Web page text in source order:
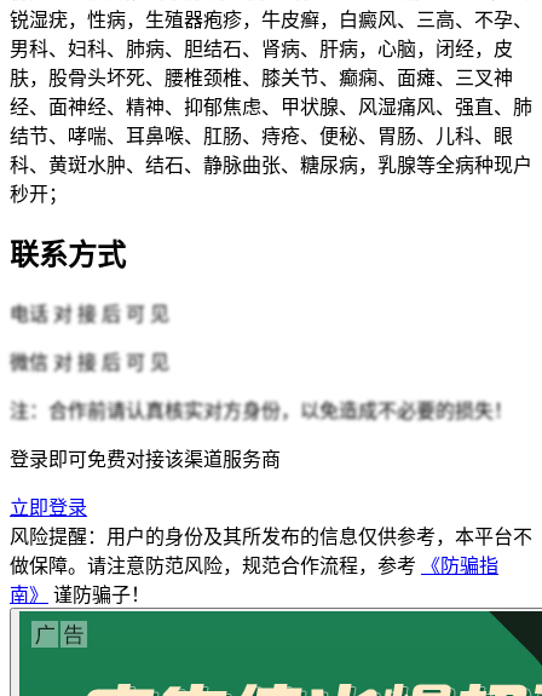
锐湿疣，性病，生殖器疱疹，牛皮癣，白癜风、三高、不孕、
男科、妇科、肺病、胆结石、肾病、肝病，心脑，闭经，皮
肤，股骨头坏死、腰椎颈椎、膝关节、癫痫、面瘫、三叉神
经、面神经、精神、抑郁焦虑、甲状腺、风湿痛风、强直、肺
结节、哮喘、耳鼻喉、肛肠、痔疮、便秘、胃肠、儿科、眼
科、黄斑水肿、结石、静脉曲张、糖尿病，乳腺等全病种现户
秒开；
联系方式
电话 对 接 后 可 见
微信 对 接 后 可 见
注：合作前请认真核实对方身份，以免造成不必要的损失！
登录即可免费对接该渠道服务商
立即登录
风险提醒：用户的身份及其所发布的信息仅供参考，本平台不
做保障。请注意防范风险，规范合作流程，参考
《防骗指
南》
谨防骗子！